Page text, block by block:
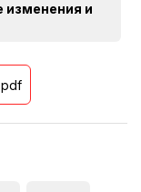
изменения и
pdf